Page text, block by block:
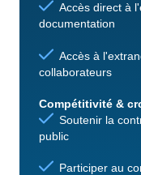
Accès direct à
documentation
Accès à
collaborateurs
Compétitivité &
Soutenir la
public
Participer au